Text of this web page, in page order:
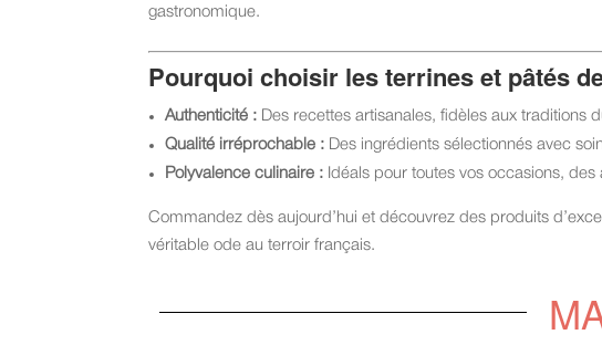
gastronomique.
Pourquoi choisir les terrines et pâtés
Authenticité : Des recettes artisanales, fidèles aux traditions
Qualité irréprochable : Des ingrédients sélectionnés avec
Polyvalence culinaire : Idéals pour toutes vos occasions,
Commandez dès aujourd’hui et découvrez des produits
véritable ode au terroir français.